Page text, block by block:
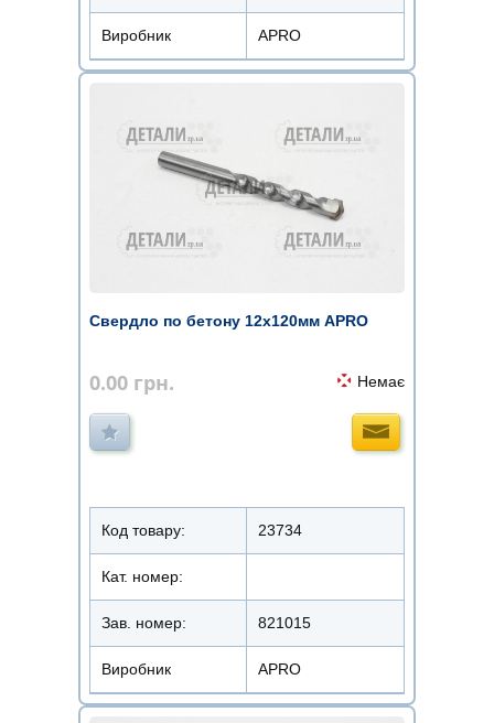
Виробник APRO
Свердло по бетону 12х120мм APRO
0.00 грн. Немає
Код товару: 23734
Кат. номер:
Зав. номер: 821015
Виробник APRO